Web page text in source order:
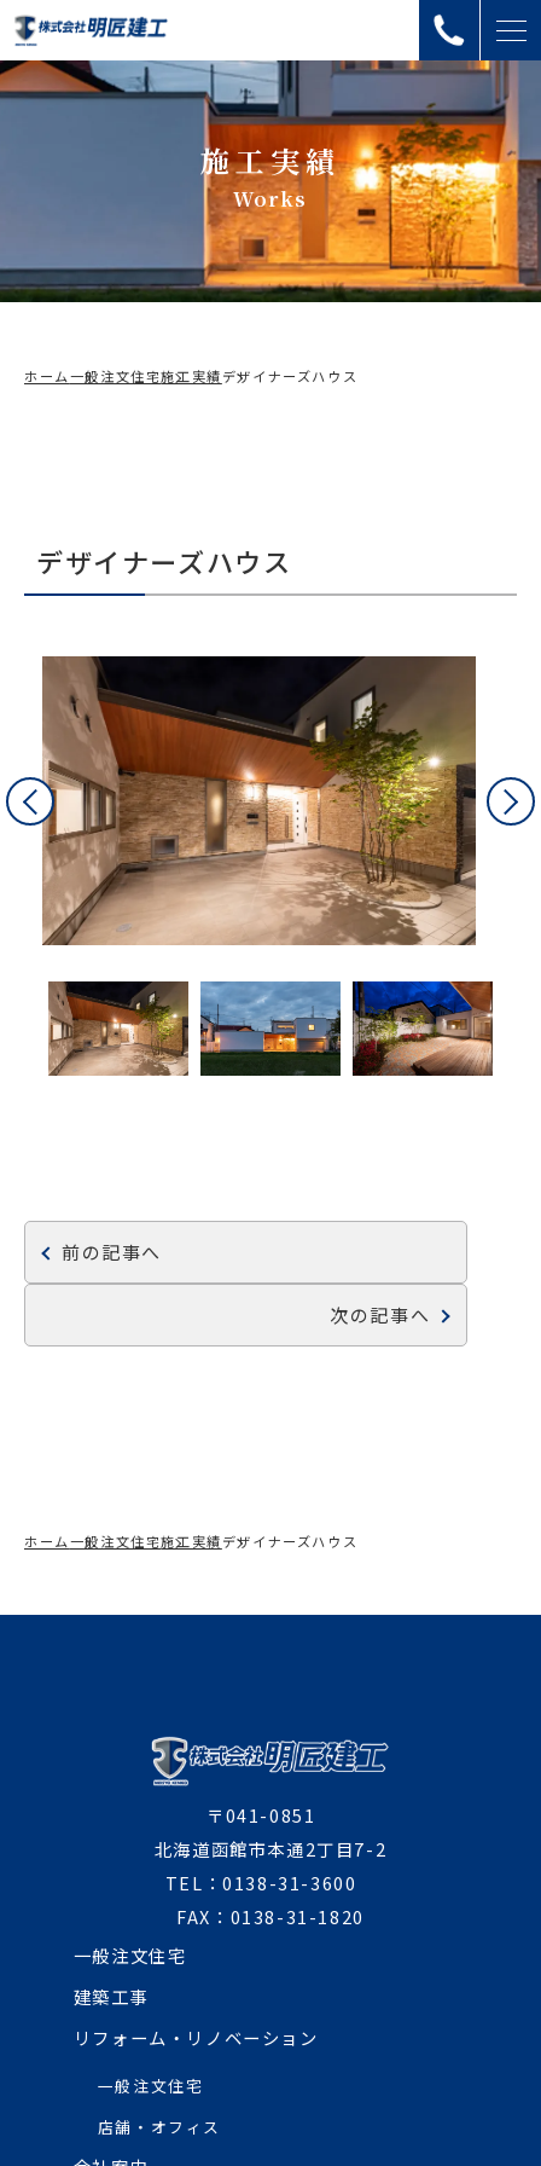
施工実績
Works
ホーム一般注文住宅施工実績デザイナーズハウス
デザイナーズハウス
前の記事へ
次の記事へ
ホーム一般注文住宅施工実績デザイナーズハウス
〒041-0851
北海道函館市本通2丁目7-2
TEL：0138-31-3600
FAX：0138-31-1820
一般注文住宅
建築工事
リフォーム・リノベーション
一般注文住宅
店舗・オフィス